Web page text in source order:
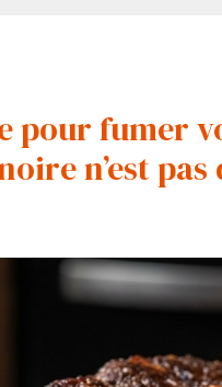
pour fumer
n’est